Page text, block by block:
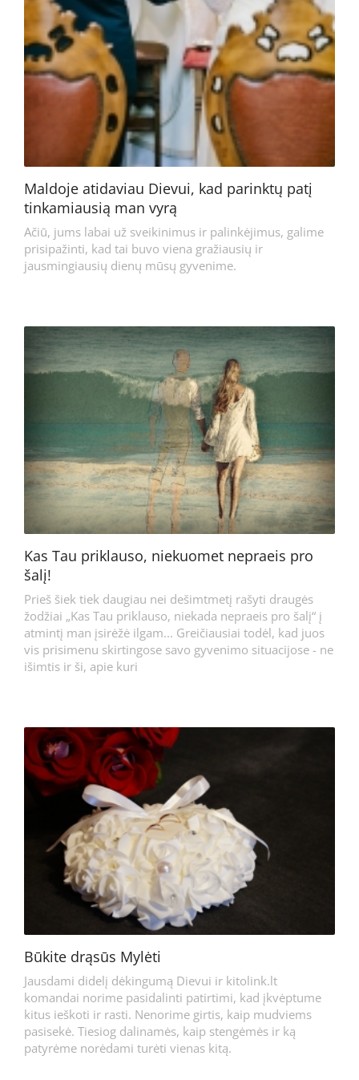
Maldoje atidaviau Dievui, kad parinktų patį
tinkamiausią man vyrą
Ačiū, jums labai už sveikinimus ir palinkėjimus, galime
prisipažinti, kad tai buvo viena gražiausių ir
jausmingiausių dienų mūsų gyvenime.
Kas Tau priklauso, niekuomet nepraeis pro
šalį!
Prieš šiek tiek daugiau nei dešimtmetį rašyti draugės
žodžiai „Kas Tau priklauso, niekada nepraeis pro šalį“ į
atmintį man įsirėžė ilgam... Greičiausiai todėl, kad juos
vis prisimenu skirtingose savo gyvenimo situacijose - ne
išimtis ir ši, apie kuri
Būkite drąsūs Mylėti
Jausdami didelį dėkingumą Dievui ir kitolink.lt
komandai norime pasidalinti patirtimi, kad įkvėptume
kitus ieškoti ir rasti. Nenorime girtis, kaip mudviems
pasisekė. Tiesiog dalinamės, kaip stengėmės ir ką
patyrėme norėdami turėti vienas kitą.